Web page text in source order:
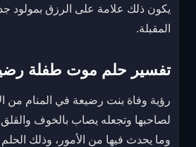
يكون ذلك علامة على الرزق بمولود
المقبلة.
تفسير حلم موت طفلة
رؤية وفاة بنت رضيعة في المنام من
لصاحبها وتجعله يصاب بالخوف والقلق
وما يحدث فيها من الأمور، وذلك